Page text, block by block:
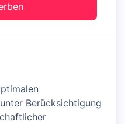
Berücksichtigung